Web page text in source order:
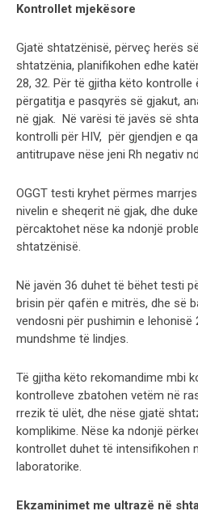
Kontrollet mjekësore
Gjatë shtatzënisë, përveç herës
shtatzënia, planifikohen edhe
28, 32. Për të gjitha këto kontrolle
përgatitja e pasqyrës së gjakut,
në gjak. Në varësi të javës së
kontrolli për HIV, për gjendjen e
antitrupave nëse jeni Rh negativ
OGGT testi kryhet përmes
nivelin e sheqerit në gjak, dhe
përcaktohet nëse ka ndonjë
shtatzënisë.
Në javën 36 duhet të bëhet testi
brisin për qafën e mitrës, dhe së
vendosni për pushimin e lehonisë
mundshme të lindjes.
Të gjitha këto rekomandime mbi
kontrolleve zbatohen vetëm në
rrezik të ulët, dhe nëse gjatë
komplikime. Nëse ka ndonjë
kontrollet duhet të intensifikohen
laboratorike.
Ekzaminimet me ultrazë në